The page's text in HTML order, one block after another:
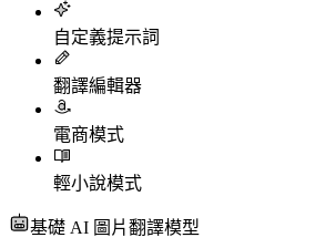
自定義提示詞
翻譯編輯器
電商模式
輕小說模式
基礎 AI 圖片翻譯模型